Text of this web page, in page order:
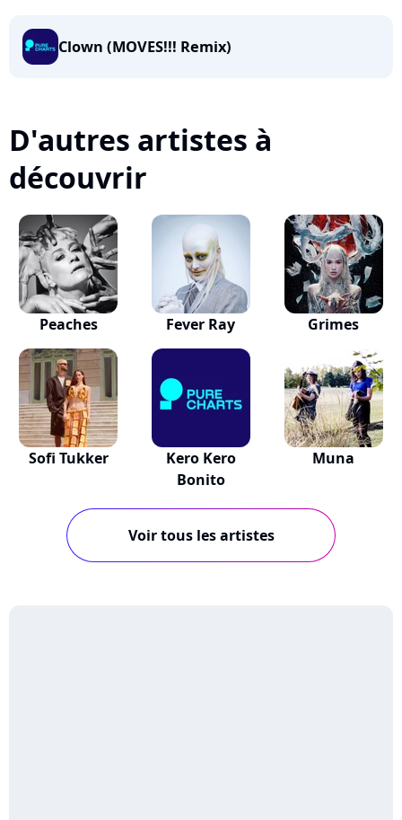
Clown (MOVES!!! Remix)
D'autres artistes à
découvrir
Peaches Fever Ray Grimes
Sofi Tukker
Kero Kero
Bonito
Muna
Voir tous les artistes